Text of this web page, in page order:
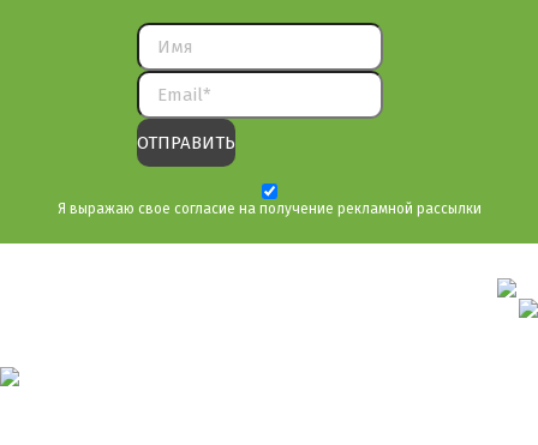
Я выражаю свое согласие на получение рекламной рассылки